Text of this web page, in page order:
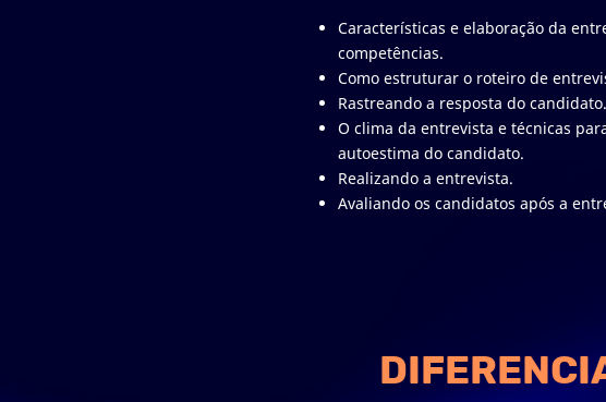
Características e elaboração da
competências.
Como estruturar o roteiro de
Rastreando a resposta do candidato.
O clima da entrevista e técnicas
autoestima do candidato.
Realizando a entrevista.
Avaliando os candidatos após a